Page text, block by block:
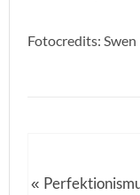
Fotocredits:
«